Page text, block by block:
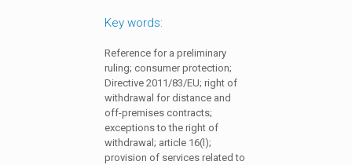
Key words:
Reference for a preliminary
ruling; consumer protection;
Directive 2011/83/EU; right of
withdrawal for distance and
off-premises contracts;
exceptions to the right of
withdrawal; article 16(l);
provision of services related to